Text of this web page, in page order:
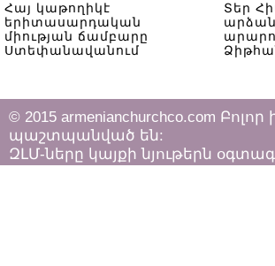
Հայ կաթողիկէ
երիտասարդական
միության ճամբարը
Ստեփանավանում
Տեր
© 2015 armenianchurchco.com
պաշտպանված են:
ԶԼՄ-ները կայքի նյութերն